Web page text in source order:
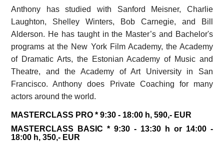
Anthony has studied with Sanford Meisner, Charlie
Laughton, Shelley Winters, Bob Carnegie, and Bill
Alderson. He has taught in the Master’s and Bachelor's
programs at the New York Film Academy, the Academy
of Dramatic Arts, the Estonian Academy of Music and
Theatre, and the Academy of Art University in San
Francisco. Anthony does Private Coaching for many
actors around the world.
MASTERCLASS PRO * 9:30 - 18:00 h, 590,- EUR
MASTERCLASS BASIC * 9:30 - 13:30 h or 14:00 -
18:00 h, 350,- EUR